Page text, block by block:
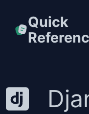
Quick